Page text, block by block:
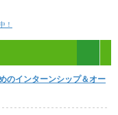
！
のインターンシップ＆オー